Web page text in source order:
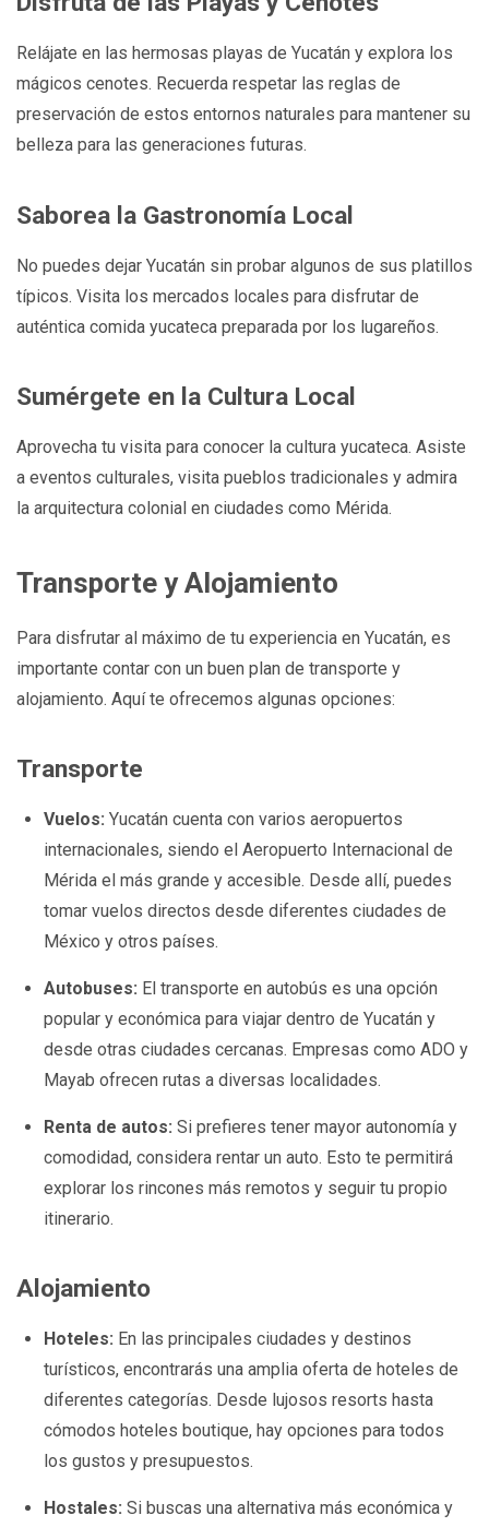
Relájate en las hermosas playas de Yucatán y explora los
mágicos cenotes. Recuerda respetar las reglas de
preservación de estos entornos naturales para mantener su
belleza para las generaciones futuras.
Saborea la Gastronomía Local
No puedes dejar Yucatán sin probar algunos de sus platillos
típicos. Visita los mercados locales para disfrutar de
auténtica comida yucateca preparada por los lugareños.
Sumérgete en la Cultura Local
Aprovecha tu visita para conocer la cultura yucateca. Asiste
a eventos culturales, visita pueblos tradicionales y admira
la arquitectura colonial en ciudades como Mérida.
Transporte y Alojamiento
Para disfrutar al máximo de tu experiencia en Yucatán, es
importante contar con un buen plan de transporte y
alojamiento. Aquí te ofrecemos algunas opciones:
Transporte
Vuelos: Yucatán cuenta con varios aeropuertos
internacionales, siendo el Aeropuerto Internacional de
Mérida el más grande y accesible. Desde allí, puedes
tomar vuelos directos desde diferentes ciudades de
México y otros países.
Autobuses: El transporte en autobús es una opción
popular y económica para viajar dentro de Yucatán y
desde otras ciudades cercanas. Empresas como ADO y
Mayab ofrecen rutas a diversas localidades.
Renta de autos: Si prefieres tener mayor autonomía y
comodidad, considera rentar un auto. Esto te permitirá
explorar los rincones más remotos y seguir tu propio
itinerario.
Alojamiento
Hoteles: En las principales ciudades y destinos
turísticos, encontrarás una amplia oferta de hoteles de
diferentes categorías. Desde lujosos resorts hasta
cómodos hoteles boutique, hay opciones para todos
los gustos y presupuestos.
Hostales: Si buscas una alternativa más económica y